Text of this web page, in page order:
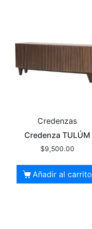
Credenzas
Credenza TULÚM
$9,500.00
Añadir al carrito